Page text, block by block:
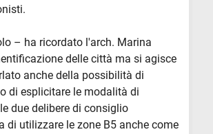
– ha ricordato l'arch. Marina
delle città ma si agisce
anche della possibilità di
di esplicitare le modalità di
due delibere di consiglio
di utilizzare le zone B5 anche come